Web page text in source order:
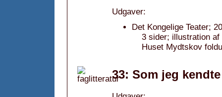
Udgaver:
Det Kongelige Teater;
3 sider; illustration af
Huset Mydtskov
33: Som jeg